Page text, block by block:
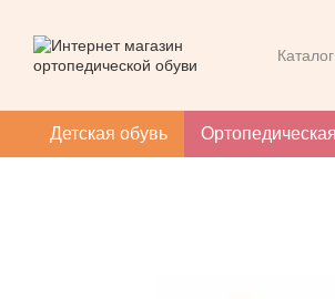
Каталог
Детская обувь